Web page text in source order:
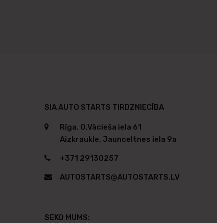
SIA AUTO STARTS TIRDZNIECĪBA
Rīga, O.Vācieša iela 61
Aizkraukle, Jaunceltnes iela 9a
+371 29130257
AUTOSTARTS@AUTOSTARTS.LV
SEKO MUMS: